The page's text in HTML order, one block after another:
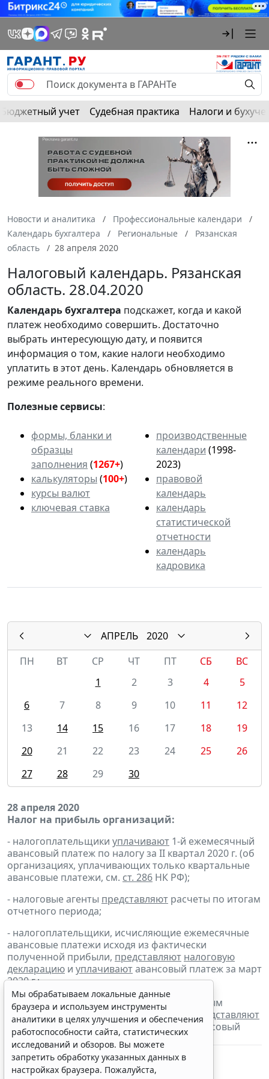
Бюджетный учет Судебная практика Налоги и
Новости и аналитика
Профессиональные календари
Календарь бухгалтера
Региональные
Рязанская
область
28 апреля 2020
Налоговый календарь. Рязанская
область. 28.04.2020
Календарьбухгалтера подскажет, когда и какой
платеж необходимо совершить. Достаточно
выбрать интересующую дату, и появится
информация о том, какие налоги необходимо
уплатить в этот день. Календарь обновляется в
режиме реального времени.
Полезные сервисы:
формы, бланки и
образцы
заполнения (1267+)
калькуляторы (100+)
курсы валют
ключевая ставка
производственные
календари (1998-
2023)
правовой
календарь
календарь
статистической
отчетности
календарь
кадровика
АПРЕЛЬ
2020
ПН
ВТ СР ЧТ ПТ СБ
ВС
1
2 3 4
5
6
7 8 9 10 11
12
13
14 15 16 17 18
19
20
21 22 23 24 25
26
27
28 29 30
28 апреля 2020
Налог на прибыль организаций:
- налогоплательщики уплачивают 1-й ежемесячный
авансовый платеж по налогу за II квартал 2020 г. (об
организациях, уплачивающих только квартальные
авансовые платежи, см. ст. 286 НК РФ);
- налоговые агенты представляют расчеты по итогам
отчетного периода;
- налогоплательщики, исчисляющие ежемесячные
авансовые платежи исходя из фактически
полученной прибыли, представляют налоговую
декларацию и уплачиваютавансовый платеж за март
2020 г.;
- налогоплательщики, для которых отчетным
периодом по налогу является квартал,представляют
налоговую декларациюиуплачиваютавансовый
платеж за I квартал 2020 г.
Мы обрабатываем локальные данные
браузера и используем инструменты
аналитики в целях улучшения и обеспечения
работоспособности сайта, статистических
исследований и обзоров. Вы можете
запретить обработку указанных данных в
настройках браузера. Пожалуйста,